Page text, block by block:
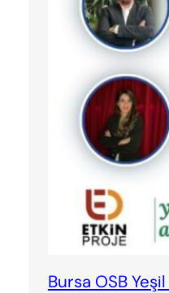
Bursa OSB